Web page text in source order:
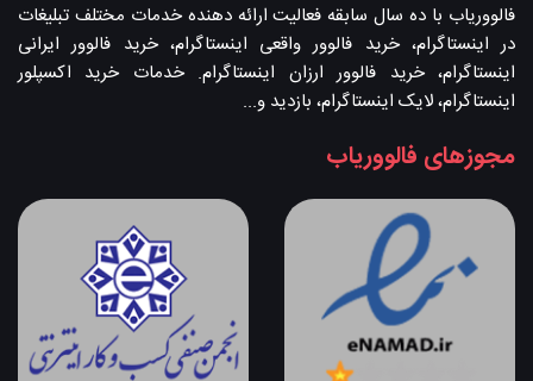
فالووریاب با ده سال سابقه فعالیت ارائه دهنده خدمات مختلف تبلیغات
در اینستاگرام، خرید فالوور واقعی اینستاگرام، خرید فالوور ایرانی
اینستاگرام، خرید فالوور ارزان اینستاگرام. خدمات خرید اکسپلور
اینستاگرام، لایک اینستاگرام، بازدید و...
مجوزهای فالووریاب